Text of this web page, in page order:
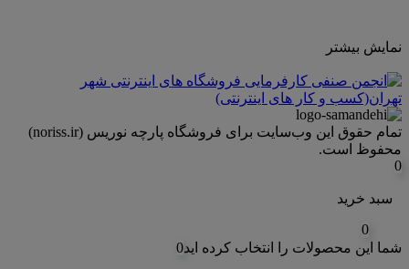
نمایش بیشتر
تمام حقوق اين وب‌سايت برای فروشگاه پارچه نوریس (noriss.ir)
محفوظ است.
0
سبد خرید
0
شما این محصولات را انتخاب کرده اید0